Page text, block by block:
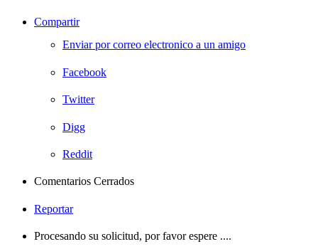
Compartir
Enviar por correo electronico a un amigo
Facebook
Twitter
Digg
Reddit
Comentarios Cerrados
Reportar
Procesando su solicitud, por favor espere ....